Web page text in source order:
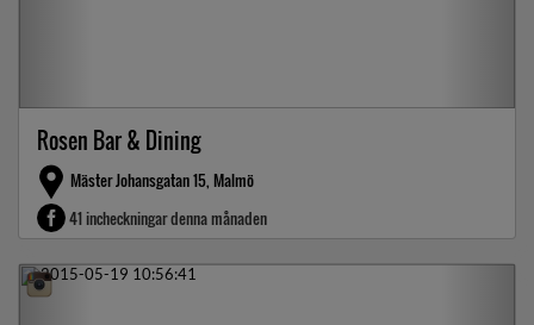
Rosen Bar & Dining
Mäster Johansgatan 15, Malmö
41 incheckningar denna månaden
Previous